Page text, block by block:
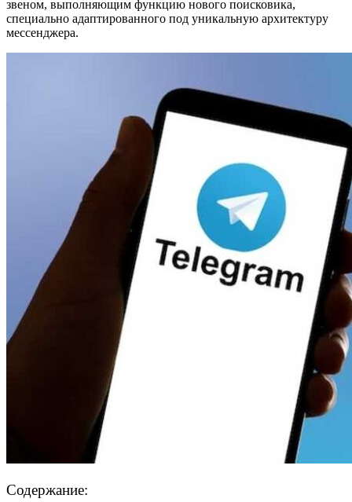
звеном, выполняющим функцию нового поисковика,
специально адаптированного под уникальную архитектуру
мессенджера.
Содержание: